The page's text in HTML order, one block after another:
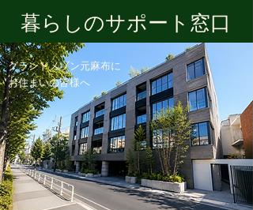
​暮らしのサポート窓口
グランドメゾン元麻布に
​お住まいの皆様へ